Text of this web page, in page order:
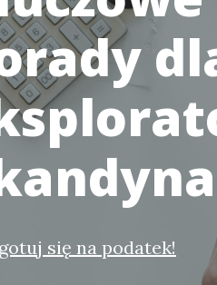
się na podatek!